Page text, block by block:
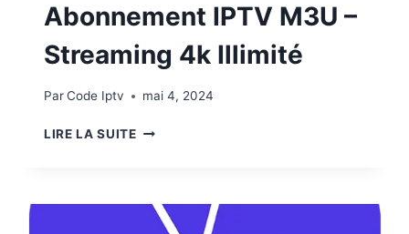
Abonnement IPTV M3U –
Streaming 4k Illimité
ParCode Iptv mai 4, 2024
LIRE LA SUITE